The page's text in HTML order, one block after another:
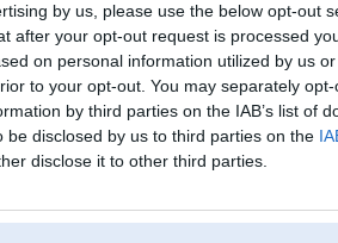
by us, please use the below opt-out
after your opt-out request is processed
on personal information utilized by us
to your opt-out. You may separately
by third parties on the IAB’s list of
disclosed by us to third parties on the
disclose it to other third parties.
elbise
0
Pēdējie ziņojumi forumā